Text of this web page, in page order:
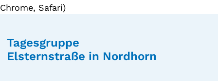
Chrome, Safari)
Tagesgruppe
Elsternstraße in Nordhorn